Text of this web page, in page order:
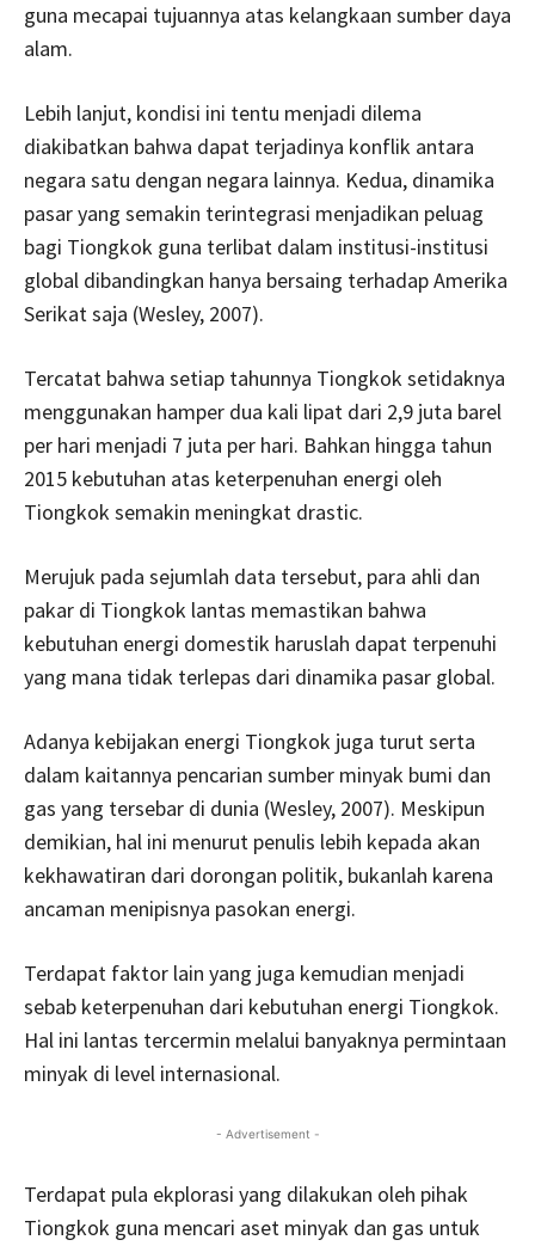
guna mecapai tujuannya atas kelangkaan sumber daya
alam.
Lebih lanjut, kondisi ini tentu menjadi dilema
diakibatkan bahwa dapat terjadinya konflik antara
negara satu dengan negara lainnya. Kedua, dinamika
pasar yang semakin terintegrasi menjadikan peluag
bagi Tiongkok guna terlibat dalam institusi-institusi
global dibandingkan hanya bersaing terhadap Amerika
Serikat saja (Wesley, 2007).
Tercatat bahwa setiap tahunnya Tiongkok setidaknya
menggunakan hamper dua kali lipat dari 2,9 juta barel
per hari menjadi 7 juta per hari. Bahkan hingga tahun
2015 kebutuhan atas keterpenuhan energi oleh
Tiongkok semakin meningkat drastic.
Merujuk pada sejumlah data tersebut, para ahli dan
pakar di Tiongkok lantas memastikan bahwa
kebutuhan energi domestik haruslah dapat terpenuhi
yang mana tidak terlepas dari dinamika pasar global.
Adanya kebijakan energi Tiongkok juga turut serta
dalam kaitannya pencarian sumber minyak bumi dan
gas yang tersebar di dunia (Wesley, 2007). Meskipun
demikian, hal ini menurut penulis lebih kepada akan
kekhawatiran dari dorongan politik, bukanlah karena
ancaman menipisnya pasokan energi.
Terdapat faktor lain yang juga kemudian menjadi
sebab keterpenuhan dari kebutuhan energi Tiongkok.
Hal ini lantas tercermin melalui banyaknya permintaan
minyak di level internasional.
- Advertisement -
Terdapat pula ekplorasi yang dilakukan oleh pihak
Tiongkok guna mencari aset minyak dan gas untuk